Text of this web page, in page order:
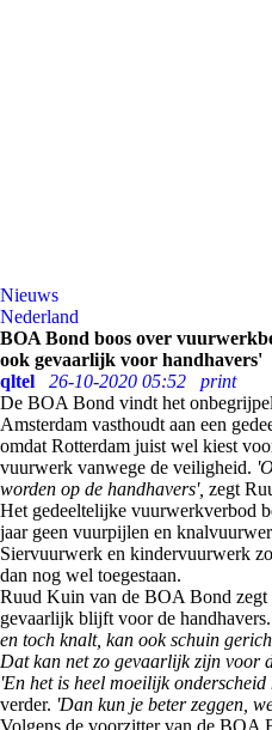
Nieuws
Nederland
BOA Bond boos over
ook gevaarlijk voor handhavers'
qltel
26-10-2020 05:52
print
De BOA Bond vindt het
Amsterdam vasthoudt aan een
omdat Rotterdam juist wel kiest
vuurwerk vanwege de veiligheid.
worden op de handhavers', zegt
Het gedeeltelijke vuurwerkverbod
jaar geen vuurpijlen en
Siervuurwerk en kindervuurwerk
dan nog wel toegestaan.
Ruud Kuin van de BOA Bond zegt
gevaarlijk blijft voor de handhavers.
en toch knalt, kan ook schuin
Dat kan net zo gevaarlijk zijn voor
'En het is heel moeilijk onderscheid
verder. 'Dan kun je beter zeggen,
Volgens de voorzitter van de BOA